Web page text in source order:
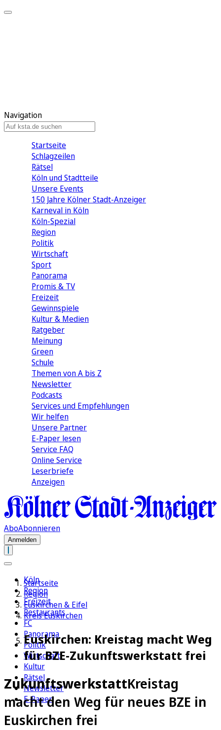
Navigation
Startseite
Schlagzeilen
Rätsel
Köln und Stadtteile
Unsere Events
150 Jahre Kölner Stadt-Anzeiger
Karneval in Köln
Köln-Spezial
Region
Politik
Wirtschaft
Sport
Panorama
Promis & TV
Freizeit
Gewinnspiele
Kultur & Medien
Ratgeber
Meinung
Green
Schule
Themen von A bis Z
Newsletter
Podcasts
Services und Empfehlungen
Wir helfen
Unsere Partner
E-Paper lesen
Service FAQ
Online Service
Leserbriefe
Anzeigen
AboAbonnieren
Anmelden
Köln
Region
Freizeit
Restaurants
FC
Panorama
Politik
Wirtschaft
Kultur
Rätsel
Newsletter
E-Paper
Startseite
Region
Euskirchen & Eifel
Kreis Euskirchen
Euskirchen: Kreistag macht Weg
für BZE-Zukunftswerkstatt frei
ZukunftswerkstattKreistag
macht den Weg für neues BZE in
Euskirchen frei